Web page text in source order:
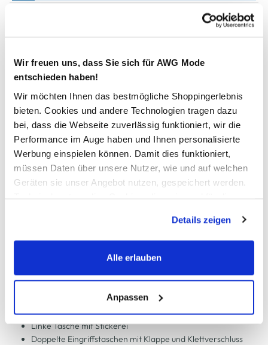
Wir freuen uns, dass Sie sich für AWG Mode
entschieden haben!
Wir möchten Ihnen das bestmögliche Shoppingerlebnis
bieten. Cookies und andere Technologien tragen dazu
bei, dass die Webseite zuverlässig funktioniert, wir die
Performance im Auge haben und Ihnen personalisierte
Werbung einspielen können. Damit dies funktioniert,
müssen Daten über unsere Nutzer, wie und auf welchen
Geräten sie unser Angebot nutzen, gespeichert werden.
werden, werden bei der Nutzung der Webseite auf jeden
Fall gesetzt. Cookies von Drittanbietern für Analyse- oder
Trackingzwecke werden nur dann aktiviert, wenn Sie das
erlauben" bzw. "Alle erlauben" klicken. Mehr dazu
(einschließlich der Möglichkeit, die Einwilligungserklärung
zu ändern oder zu widerrufen) erfahren Sie in unserem
Cookie-Hinweisbzw. derDatenschutzerklärung.
Details zeigen
Alle erlauben
Anpassen
In den Warenkorb
Schneller DHL Versand: in 1–3 Werktagen
Kostenfreie Rücksendung innerhalb 14 Tage
Kostenlose Filiallieferung in Ihre Wunschfiliale
Zur Wunschliste hinzufügen
Herren Fieldjacket mit vielen Taschen
Lässige Jacke von Southern Territory
Durchgehender, verdeckter Reißverschluss
Aufgesetzte Brusttaschen mit Klappe und Klettverschluss
Linke Tasche mit Stickerei
Doppelte Eingriffstaschen mit Klappe und Klettverschluss